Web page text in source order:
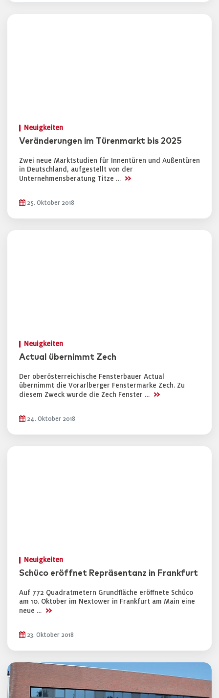
Neuigkeiten
Veränderungen im Türenmarkt bis 2025
Zwei neue Marktstudien für Innentüren und Außentüren
in Deutschland, aufgestellt von der
Unternehmensberatung Titze … >>
25. Oktober 2018
Neuigkeiten
Actual übernimmt Zech
Der oberösterreichische Fensterbauer Actual
übernimmt die Vorarlberger Fenstermarke Zech. Zu
diesem Zweck wurde die Zech Fenster … >>
24. Oktober 2018
Neuigkeiten
Schüco eröffnet Repräsentanz in Frankfurt
Auf 772 Quadratmetern Grundfläche eröffnete Schüco
am 10. Oktober im Nextower in Frankfurt am Main eine
neue … >>
23. Oktober 2018